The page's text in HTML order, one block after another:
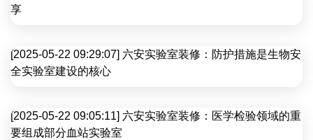
享
[2025-05-22 09:29:07] 六安实验室装修：防护措施是生物安
全实验室建设的核心
[2025-05-22 09:05:11] 六安实验室装修：医学检验领域的重
要组成部分血站实验室